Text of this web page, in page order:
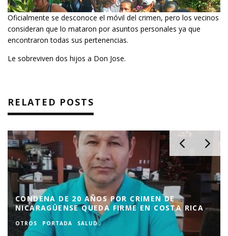
Oficialmente se desconoce el móvil del crimen, pero los vecinos
consideran que lo mataron por asuntos personales ya que
encontraron todas sus pertenencias.
Le sobreviven dos hijos a Don Jose.
RELATED POSTS
CONDENA DE 20 AÑOS POR CRIMEN DE
NICARAGÜENSE QUEDA FIRME EN COSTA RICA
OTROS PORTADA SALUD